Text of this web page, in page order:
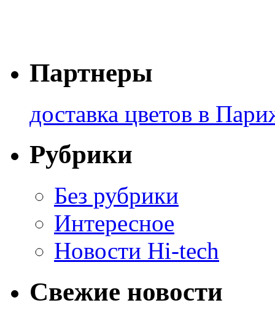
Партнеры
доставка цветов в
Рубрики
Без рубрики
Интересное
Новости Hi-tech
Свежие новости